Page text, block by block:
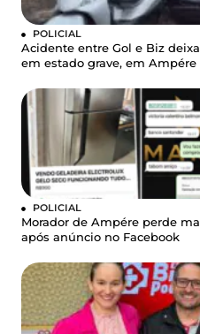
POLICIAL
Acidente entre Gol e Biz
em estado grave, em Ampére
POLICIAL
Morador de Ampére perde
após anúncio no Facebook